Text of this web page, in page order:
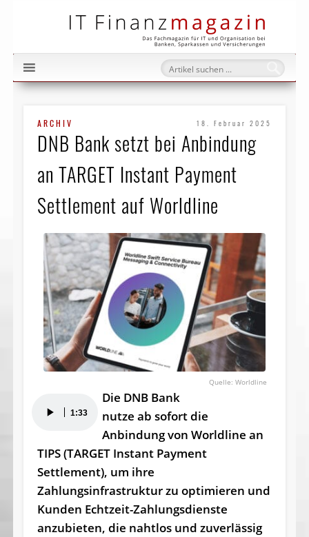
ARCHIV 18. Februar 2025
DNB Bank setzt bei Anbindung
an TARGET Instant Payment
Settlement auf Worldline
Worldline
Player 1:33
Die DNB Bank
nutze ab sofort die
Anbindung von Worldline an
TIPS (TARGET Instant Payment
Settlement), um ihre
Zahlungsinfrastruktur zu optimieren und
Kunden Echtzeit-Zahlungsdienste
anzubieten, die nahtlos und zuverlässig